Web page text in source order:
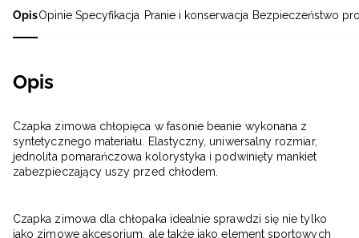
OpisOpinie Specyfikacja Pranie i konserwacja Bezpieczeństwo
Opis
Czapka zimowa chłopięca w fasonie beanie wykonana z
syntetycznego materiału. Elastyczny, uniwersalny rozmiar,
jednolita pomarańczowa kolorystyka i podwinięty mankiet
zabezpieczający uszy przed chłodem.
Czapka zimowa dla chłopaka idealnie sprawdzi się nie tylko
jako zimowe akcesorium, ale także jako element sportowych